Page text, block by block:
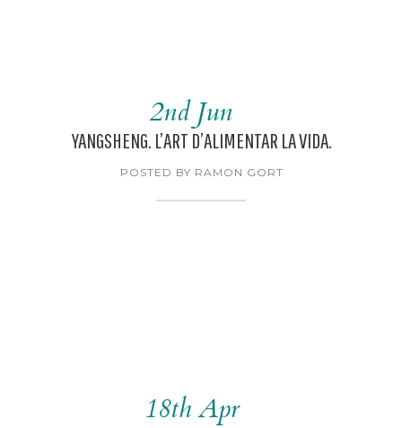
2nd Jun
YANGSHENG. L’ART D’ALIMENTAR LA VIDA.
POSTED BY RAMON GORT
18th Apr